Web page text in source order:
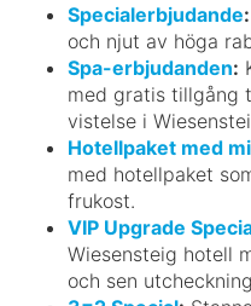
Specialerbjudande:
och njut av höga
Spa-erbjudanden:
med gratis tillgång
vistelse i
Hotellpaket med
med hotellpaket
frukost.
VIP Upgrade
Wiesensteig hotell
och sen